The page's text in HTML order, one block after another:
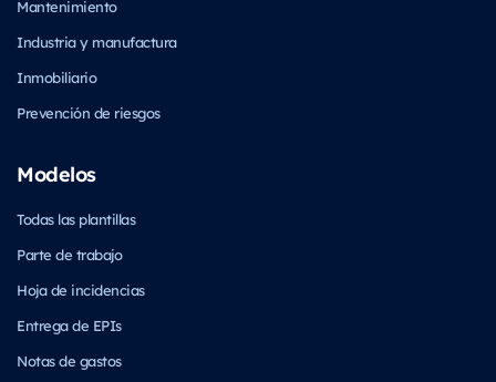
Mantenimiento
Industria y manufactura
Inmobiliario
Prevención de riesgos
Modelos
Todas las plantillas
Parte de trabajo
Hoja de incidencias
Entrega de EPIs
Notas de gastos